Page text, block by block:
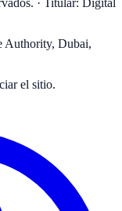
· Titular: Digital
Authority, Dubai,
el sitio.